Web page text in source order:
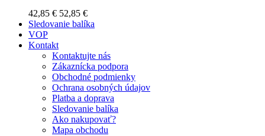
42,85 € 52,85 €
Sledovanie balíka
VOP
Kontakt
Kontaktujte nás
Zákaznícka podpora
Obchodné podmienky
Ochrana osobných údajov
Platba a doprava
Sledovanie balíka
Ako nakupovať?
Mapa obchodu